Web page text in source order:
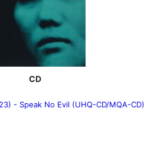
CD
- Speak No Evil (UHQ-CD/MQA-CD)